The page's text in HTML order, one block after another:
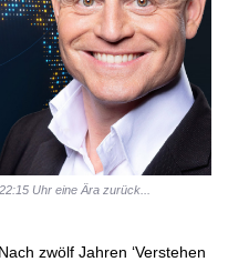
Uhr eine Ära zurück...
zwölf Jahren ‘Verstehen